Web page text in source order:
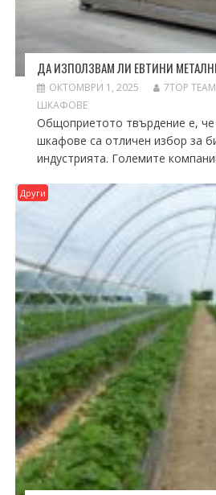
ДА ИЗПОЛЗВАМ ЛИ ЕВТИНИ
ОКТОМВРИ 1, 2025 7TOP TEAM
ШКАФОВЕ
Общоприетото твърдение е, че
шкафове са отличен избор за
индустрията. Големите
Други